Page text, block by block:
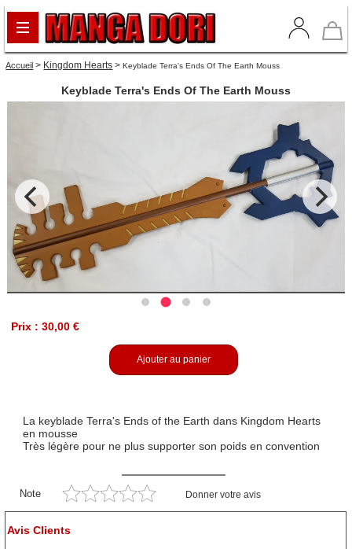
Accueil > Kingdom Hearts >Keyblade Terra's Ends Of The Earth Mouss
Keyblade Terra's Ends Of The Earth Mouss
Prix : 30,00 €
Ajouter au panier
La keyblade Terra's Ends of the Earth dans Kingdom Hearts
en mousse
Très légère pour ne plus supporter son poids en convention
Note Donner votre avis
Avis Clients